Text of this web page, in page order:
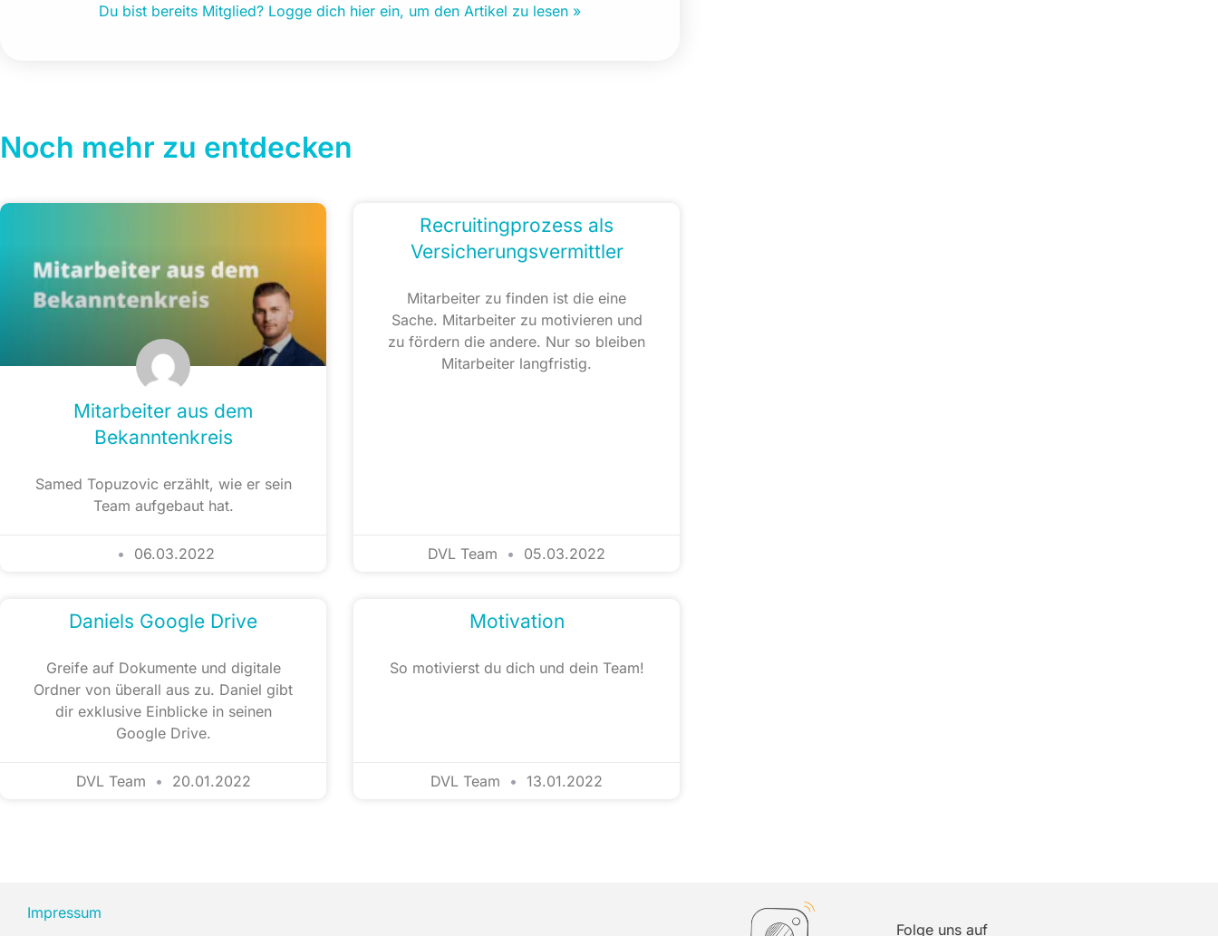
Du bist bereits Mitglied? Logge dich hier ein, um den Artikel zu lesen »
Noch mehr zu entdecken
Mitarbeiter aus dem
Bekanntenkreis
Samed Topuzovic erzählt, wie er sein
Team aufgebaut hat.
06.03.2022
Recruitingprozess als
Versicherungsvermittler
Mitarbeiter zu finden ist die eine
Sache. Mitarbeiter zu motivieren und
zu fördern die andere. Nur so bleiben
Mitarbeiter langfristig.
DVL Team 05.03.2022
Daniels Google Drive
Greife auf Dokumente und digitale
Ordner von überall aus zu. Daniel gibt
dir exklusive Einblicke in seinen
Google Drive.
DVL Team 20.01.2022
Motivation
So motivierst du dich und dein Team!
DVL Team 13.01.2022
Impressum
Folge uns auf